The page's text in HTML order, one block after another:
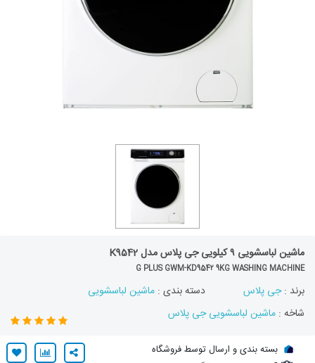
ماشین لباسشویی ۹ کیلویی جی پلاس مدل K9542
G PLUS GWM-KD954۲ 9KG WASHING MACHINE
برند :جی پلاس دسته بندی : ماشین لباسشویی
شاخه : ماشین لباسشویی جی پلاس
بسته بندی و ارسال توسط فروشگاه